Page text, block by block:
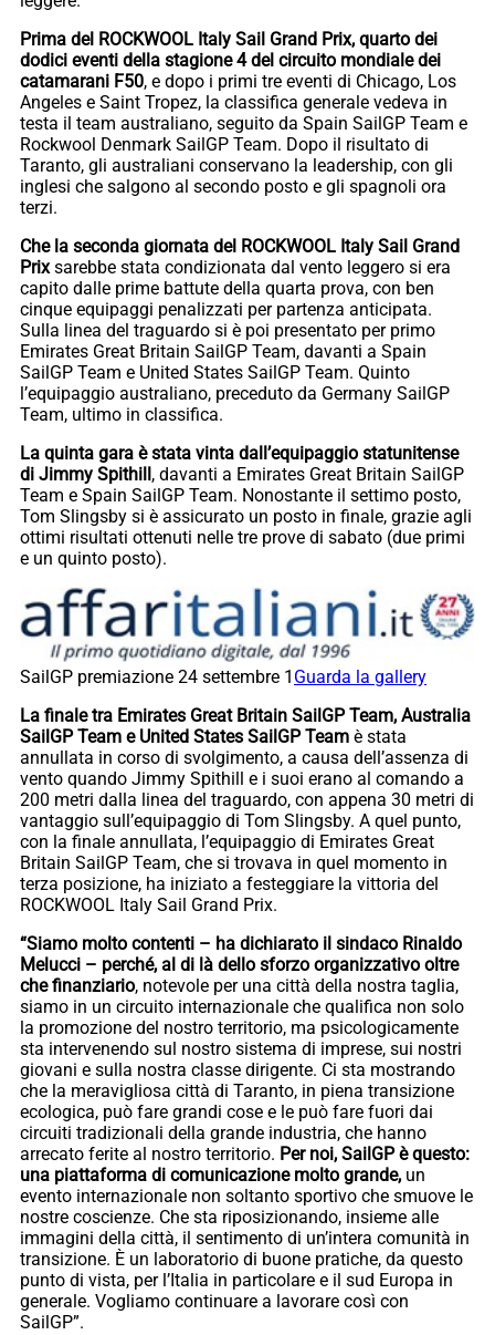
Prima del ROCKWOOL Italy Sail Grand Prix, quarto dei
dodici eventi della stagione 4 del circuito mondiale dei
catamarani F50, e dopo i primi tre eventi di Chicago, Los
Angeles e Saint Tropez, la classifica generale vedeva in
testa il team australiano, seguito da Spain SailGP Team e
Rockwool Denmark SailGP Team. Dopo il risultato di
Taranto, gli australiani conservano la leadership, con gli
inglesi che salgono al secondo posto e gli spagnoli ora
terzi.
Che la seconda giornata del ROCKWOOL Italy Sail Grand
Prixsarebbe stata condizionata dal vento leggero si era
capito dalle prime battute della quarta prova, con ben
cinque equipaggi penalizzati per partenza anticipata.
Sulla linea del traguardo si è poi presentato per primo
Emirates Great Britain SailGP Team, davanti a Spain
SailGP Team e United States SailGP Team. Quinto
l’equipaggio australiano, preceduto da Germany SailGP
Team, ultimo in classifica.
La quinta gara è stata vinta dall’equipaggio statunitense
di Jimmy Spithill, davanti a Emirates Great Britain SailGP
Team e Spain SailGP Team. Nonostante il settimo posto,
Tom Slingsby si è assicurato un posto in finale, grazie agli
ottimi risultati ottenuti nelle tre prove di sabato (due primi
e un quinto posto).
SailGP premiazione 24 settembre 1 Guarda la gallery
La finale tra Emirates Great Britain SailGP Team, Australia
SailGP Team e United States SailGP Team è stata
annullata in corso di svolgimento, a causa dell’assenza di
vento quando Jimmy Spithill e i suoi erano al comando a
200 metri dalla linea del traguardo, con appena 30 metri di
vantaggio sull’equipaggio di Tom Slingsby. A quel punto,
con la finale annullata, l’equipaggio di Emirates Great
Britain SailGP Team, che si trovava in quel momento in
terza posizione, ha iniziato a festeggiare la vittoria del
ROCKWOOL Italy Sail Grand Prix.
“Siamo molto contenti – ha dichiarato il sindaco Rinaldo
Melucci – perché, al di là dello sforzo organizzativo oltre
che finanziario, notevole per una città della nostra taglia,
siamo in un circuito internazionale che qualifica non solo
la promozione del nostro territorio, ma psicologicamente
sta intervenendo sul nostro sistema di imprese, sui nostri
giovani e sulla nostra classe dirigente. Ci sta mostrando
che la meravigliosa città di Taranto, in piena transizione
ecologica, può fare grandi cose e le può fare fuori dai
circuiti tradizionali della grande industria, che hanno
arrecato ferite al nostro territorio. Per noi, SailGP è questo:
una piattaforma di comunicazione molto grande, un
evento internazionale non soltanto sportivo che smuove le
nostre coscienze. Che sta riposizionando, insieme alle
immagini della città, il sentimento di un’intera comunità in
transizione. È un laboratorio di buone pratiche, da questo
punto di vista, per l’Italia in particolare e il sud Europa in
generale. Vogliamo continuare a lavorare così con
SailGP”.